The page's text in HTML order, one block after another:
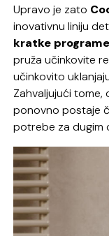
Upravo je zato
inovativnu liniju
kratke
pruža učinkovite
učinkovito
Zahvaljujući
ponovno postaje
potrebe za dugim